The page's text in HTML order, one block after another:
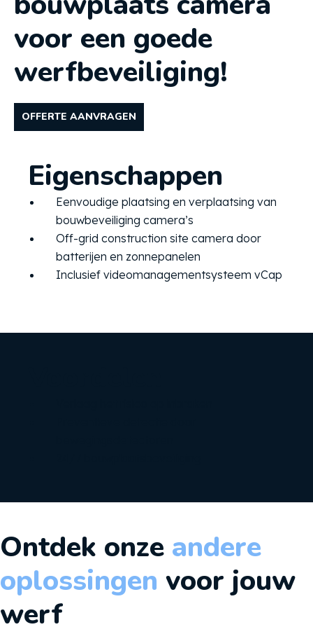
voor een goede
werfbeveiliging!
OFFERTE AANVRAGEN
Eigenschappen
Eenvoudige plaatsing en verplaatsing van
bouwbeveiliging camera’s
Off-grid construction site camera door
batterijen en zonnepanelen
Inclusief videomanagementsysteem vCap
Ontdek onze andere
oplossingen voor jouw
werf